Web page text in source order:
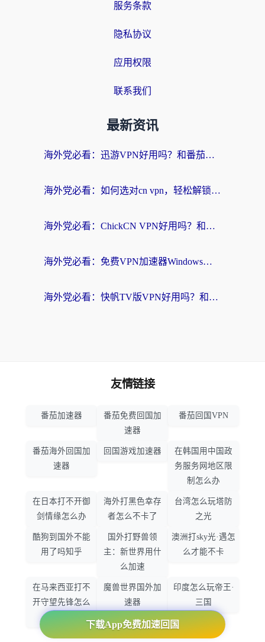
服务条款
隐私协议
应用权限
联系我们
最新资讯
海外党必看：迅游VPN好用吗？和番茄加速器VPN对比哪个回国效果更好？
海外党必看：如何选对cn vpn，轻松解锁国内影音游戏？
海外党必看：ChickCN VPN好用吗？和星河VPN对比哪个回国效果更好？附真实体验+避坑指南
海外党必看：免费VPN加速器Windows版怎么选？附真实测评与无缝访问国内资源指南
海外党必看：快帆TV版VPN好用吗？和hi龟龟VPN对比哪个回国效果更好？附免费加速器选择指南
下载App免费加速回国
友情链接
番茄加速器
番茄免费回国加
速器
番茄回国VPN
番茄海外回国加
速器
回国游戏加速器
在韩国用中国政
务服务网地区限
制怎么办
在日本打不开御
剑情缘怎么办
海外打黑色幸存
者怎么不卡了
台湾怎么玩塔防
之光
酷狗到国外不能
用了吗知乎
国外打野兽领
主：新世界用什
么加速
澳洲打sky光·遇怎
么才能不卡
在马来西亚打不
开守望先锋怎么
魔兽世界国外加
速器
印度怎么玩帝王·
三国